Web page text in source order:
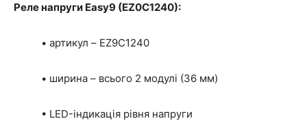
Реле напруги Easy9 (EZ0C1240):
• артикул – EZ9C1240
• ширина – всього 2 модулі (36 мм)
• LED-індикація рівня напруги